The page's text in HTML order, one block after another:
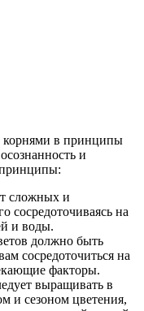
корнями в принципы
и
сложных и
сосредоточиваясь на
и воды.
должно быть
сосредоточиться на
факторы.
выращивать в
и сезоном цветения,